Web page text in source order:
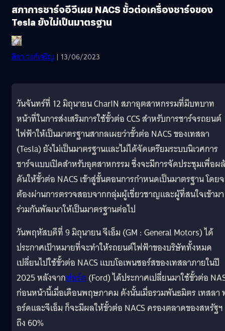
สภาการชาร์จอีวีเผย NACS ขั้วต่อเครื่องชาร์จของ
Tesla ยังไม่เป็นมาตรฐาน
ศิลา วงศ์เจริญ | 13/06/2023
วันจันทร์ที่ 12 มิถุนายน CharIN สภาอุตสาหกรรมที่มีบทบาท
หน้าที่ในการส่งเสริมการใช้ขั้วต่อ CCS สำหรับการชาร์จรถยนต์
ไฟฟ้าให้เป็นมาตรฐานสากลเผยว่าขั้วต่อ NACS ของเทสลา
(Tesla) ยังไม่เป็นมาตรฐานและไม่ได้จัดเตรียมระบบนิเวศการ
ชาร์จแบบเปิดสำหรับอุตสาหกรรม ซึ่งจะมีการจัดประชุมเพื่อผ
ดันให้ขั้วต่อ NACS เข้าสู่ขั้นตอนการกำหนดเป็นมาตรฐาน โดย
ต้องผ่านการตรวจสอบจากกลุ่มผู้เชี่ยวชาญและผู้ที่สนใจเข้ามา
ร่วมกันพัฒนาให้เป็นมาตรฐานต่อไป
วันพฤหัสบดีที่ 9 มิถุนายน จีเอ็ม (GM : General Motors) ได้
ประกาศเป้าหมายที่จะทำให้รถยนต์ไฟฟ้าของบริษัททั้งหมด
เปลี่ยนไปใช้ขั้วต่อ NACS แบบโอเพนซอร์สของเทสลาภายในปี
2025 หลังจากฟอร์ด(Ford) ได้ประกาศเปลี่ยนมาใช้ขั้วต่อ
ก่อนหน้านี้เมื่อเดือนพฤษภาคม ดังนั้นเมื่อรวมพันธมิตร เทสลา
อร์ดและจีเอ็ม ก็จะมีผลให้ขั้วต่อ NACS ครองตลาดของสหรัฐฯ
ถึง 60%